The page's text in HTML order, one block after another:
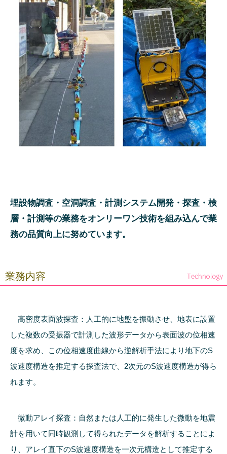
埋設物調査・空洞調査・計測システム開発・探査・検
層・計測等の業務をオンリーワン技術を組み込んで業
務の品質向上に努めています。
業務内容
高密度表面波探査：人工的に地盤を振動させ、地表に設置
した複数の受振器で計測した波形データから表面波の位相速
度を求め、この位相速度曲線から逆解析手法により地下のS
波速度構造を推定する探査法で、2次元のS波速度構造が得ら
れます。
微動アレイ探査：自然または人工的に発生した微動を地震
計を用いて同時観測して得られたデータを解析することによ
り、アレイ直下のS波速度構造を一次元構造として推定する